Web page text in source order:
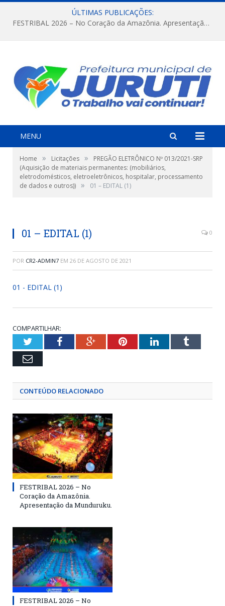
ÚLTIMAS PUBLICAÇÕES:
FESTRIBAL 2026 – No Coração da Amazônia. Apresentação da Munduruku.
MENU
Home » Licitações »
PREGÃO ELETRÔNICO Nº 013/2021-SRP
(Aquisição de materiais permanentes: (mobiliários,
eletrodomésticos, eletroeletrônicos, hospitalar, processamento
de dados e outros)) » 01 – EDITAL (1)
01 – EDITAL (1) 0
POR CR2-ADMIN7 EM 26 DE AGOSTO DE 2021
01 - EDITAL (1)
COMPARTILHAR:
TwitterFacebookGoogle+PinterestLinkedInTumblr
Email
CONTEÚDO RELACIONADO
FESTRIBAL 2026 – No
Coração da Amazônia.
Apresentação da Munduruku.
FESTRIBAL 2026 – No